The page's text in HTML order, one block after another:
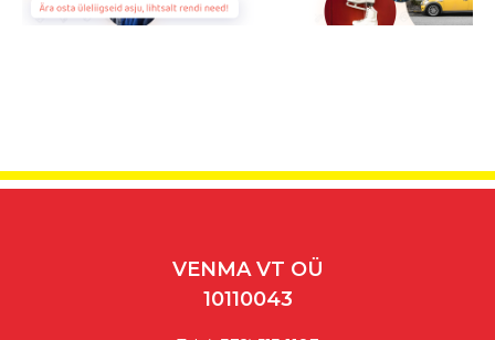
VENMA VT OÜ
10110043